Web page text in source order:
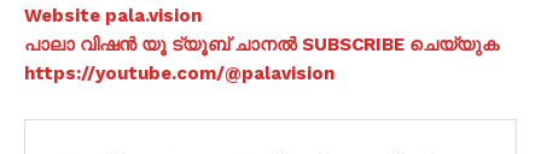
Website pala.vision
പാലാ വിഷൻ യൂ ട്യൂബ് ചാനൽ SUBSCRIBE ചെയ്യുക
https://youtube.com/@palavision